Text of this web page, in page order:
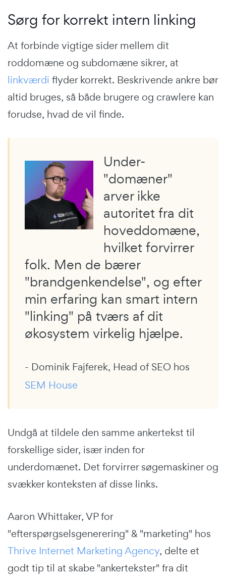
Sørg for korrekt intern linking
At forbinde vigtige sider mellem dit
roddomæne og subdomæne sikrer, at
linkværdi flyder korrekt. Beskrivende ankre bør
altid bruges, så både brugere og crawlere kan
forudse, hvad de vil finde.
Under-
"domæner"
arver ikke
autoritet fra dit
hoveddomæne,
hvilket forvirrer
folk. Men de bærer
"brandgenkendelse", og efter
min erfaring kan smart intern
"linking" på tværs af dit
økosystem virkelig hjælpe.
- Dominik Fajferek, Head of SEO hos
SEM House
Undgå at tildele den samme ankertekst til
forskellige sider, især inden for
underdomænet. Det forvirrer søgemaskiner og
svækker konteksten af disse links.
Aaron Whittaker, VP for
"efterspørgselsgenerering" & "marketing" hos
Thrive Internet Marketing Agency, delte et
godt tip til at skabe "ankertekster" fra dit